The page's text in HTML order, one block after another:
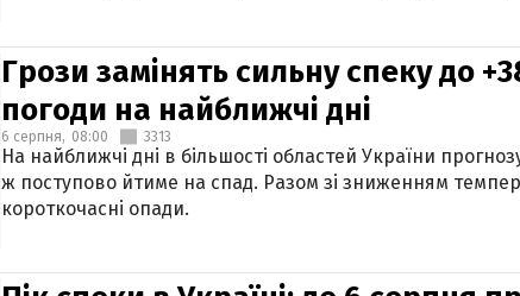
Грози замінять сильну спеку до
погоди на найближчі дні
6 серпня, 08:00 3313
На найближчі дні в більшості областей України
ж поступово йтиме на спад. Разом зі зниженням
короткочасні опади.